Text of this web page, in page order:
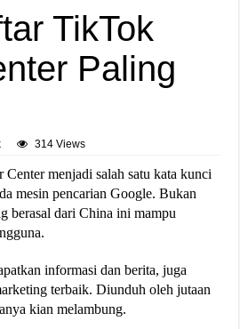
TikTok
Paling
314 Views
Center menjadi salah satu kata kunci
mesin pencarian Google. Bukan
berasal dari China ini mampu
informasi dan berita, juga
terbaik. Diunduh oleh jutaan
kian melambung.